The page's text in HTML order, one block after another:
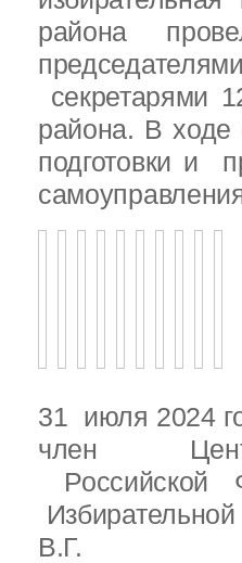
района
секретарями
района. В
подготовки и
31 июля 2024
член
В.Г.